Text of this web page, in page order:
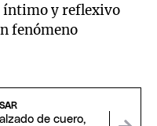
íntimo y reflexivo
fenómeno
de cuero,